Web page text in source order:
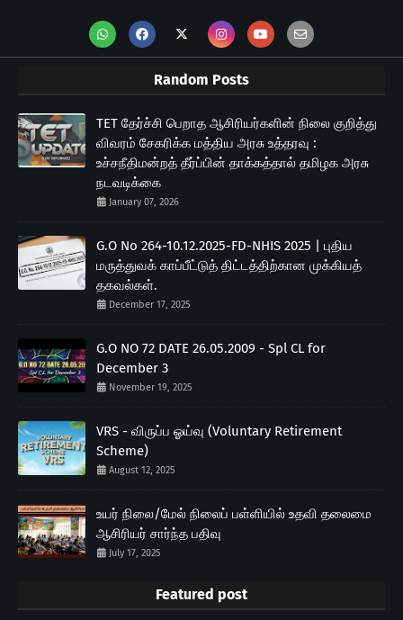
Random Posts
TET தேர்ச்சி பெறாத ஆசிரியர்களின் நிலை குறித்து
விவரம் சேகரிக்க மத்திய அரசு உத்தரவு :
உச்சநீதிமன்றத் தீர்ப்பின் தாக்கத்தால் தமிழக அரசு
நடவடிக்கை
January 07, 2026
G.O No 264-10.12.2025-FD-NHIS 2025 | புதிய
மருத்துவக் காப்பீட்டுத் திட்டத்திற்கான முக்கியத்
தகவல்கள்.
December 17, 2025
G.O NO 72 DATE 26.05.2009 - Spl CL for
December 3
November 19, 2025
VRS - விருப்ப ஓய்வு (Voluntary Retirement
Scheme)
August 12, 2025
உயர் நிலை/மேல் நிலைப் பள்ளியில் உதவி தலைமை
ஆசிரியர் சார்ந்த பதிவு
July 17, 2025
Featured post